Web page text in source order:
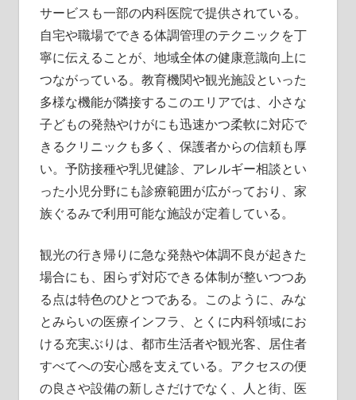
サービスも一部の内科医院で提供されている。
自宅や職場でできる体調管理のテクニックを丁
寧に伝えることが、地域全体の健康意識向上に
つながっている。教育機関や観光施設といった
多様な機能が隣接するこのエリアでは、小さな
子どもの発熱やけがにも迅速かつ柔軟に対応で
きるクリニックも多く、保護者からの信頼も厚
い。予防接種や乳児健診、アレルギー相談とい
った小児分野にも診療範囲が広がっており、家
族ぐるみで利用可能な施設が定着している。
観光の行き帰りに急な発熱や体調不良が起きた
場合にも、困らず対応できる体制が整いつつあ
る点は特色のひとつである。このように、みな
とみらいの医療インフラ、とくに内科領域にお
ける充実ぶりは、都市生活者や観光客、居住者
すべてへの安心感を支えている。アクセスの便
の良さや設備の新しさだけでなく、人と街、医